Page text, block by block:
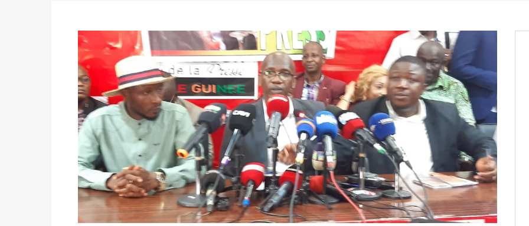
Politique-Candidats : désignez vos représentants aux CACV (centralisation
des votes) avant le 16 mai à 16h
Politique-Double scrutin du 31 mai : retrait des cartes d’électeurs possible
du 16 au 31 mai 2026
Politique- Délégués de bureaux de vote : vos informations à transmettre
avant le 16 mai 2026 à 16h
Politique-Proclamation des résultats globaux provisoires et des
statistiques des législatives et communales : ce 4 juin à 18h